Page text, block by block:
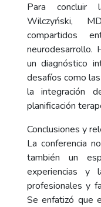
Para concluir
Wilczyński,
compartidos
neurodesarrollo.
un diagnóstico
desafíos como
la integración
planificación
Conclusiones y
La conferencia
también un
experiencias y
profesionales y
Se enfatizó que